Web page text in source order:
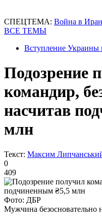
СПЕЦТЕМА: Война в
ВСЕ ТЕМЫ
Вступление Украины
Подозрение
командир,
насчитав
млн
Текст: Максим
0
409
Фото: ДБР
Мужчина